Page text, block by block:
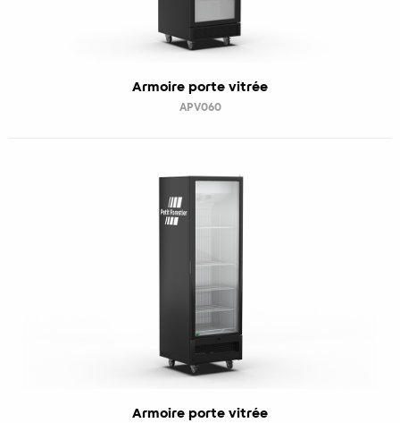
Armoire porte vitrée
APV060
Armoire porte vitrée